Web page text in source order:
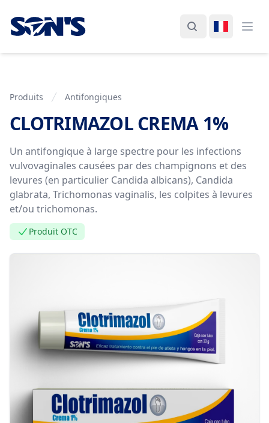
Laboratorios Química Son's
Rechercher
Changer
Produits Antifongiques
CLOTRIMAZOL CREMA 1%
Information de Produit
Un antifongique à large spectre pour les infections
vulvovaginales causées par des champignons et des
levures (en particulier Candida albicans), Candida
glabrata, Trichomonas vaginalis, les colpites à levures
et/ou trichomonas.
Produit OTC